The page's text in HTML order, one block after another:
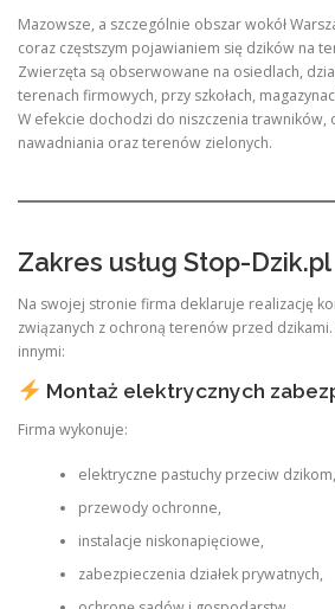
Mazowsze, a szczególnie obszar wokół
coraz częstszym pojawianiem się dzików na
Zwierzęta są obserwowane na osiedlach,
terenach firmowych, przy szkołach,
W efekcie dochodzi do niszczenia
nawadniania oraz terenów zielonych.
Zakres usług Stop-Dzik.pl
Na swojej stronie firma deklaruje realizację
związanych z ochroną terenów przed
innymi:
Montaż elektrycznych
Firma wykonuje:
elektryczne pastuchy przeciw dzikom,
przewody ochronne,
instalacje niskonapięciowe,
zabezpieczenia działek prywatnych,